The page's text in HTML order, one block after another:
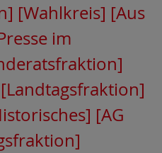
[Wahlkreis] [Aus
im
[Landtagsfraktion]
[AG